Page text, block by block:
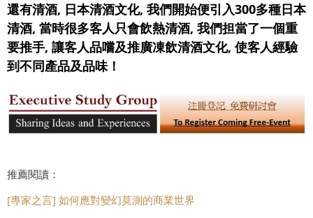
還有清酒, 日本清酒文化, 我們開始便引入300多種日本
清酒, 當時很多客人只會飲熱清酒, 我們担當了一個重
要推手, 讓客人品嚐及推廣凍飲清酒文化, 使客人經驗
到不同產品及品味！
推薦閱讀：
[專家之言] 如何應對變幻莫測的商業世界